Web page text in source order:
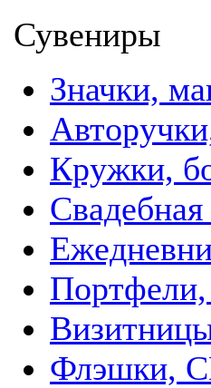
Сувениры
Значки,
Кружки,
Свадебная
Флэшки,